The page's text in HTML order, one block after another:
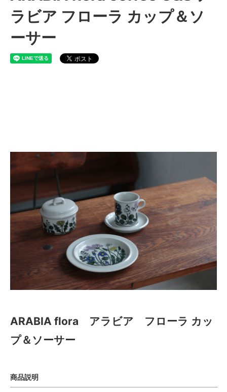
ラビア フローラ カップ＆ソ
ーサー
ARABIA flora アラビア フローラ カッ
プ＆ソーサー
商品説明